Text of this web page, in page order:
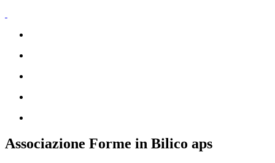
Associazione Forme in Bilico aps